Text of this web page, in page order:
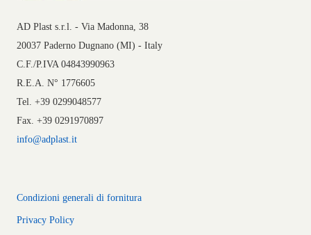
AD Plast s.r.l. - Via Madonna, 38
20037 Paderno Dugnano (MI) - Italy
C.F./P.IVA 04843990963
R.E.A. N° 1776605
Tel. +39 0299048577
Fax. +39 0291970897
info@adplast.it
Condizioni generali di fornitura
Privacy Policy